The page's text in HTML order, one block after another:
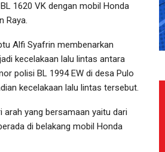
1620 VK dengan mobil Honda
Raya.
Alfi Syafrin membenarkan
kecelakaan lalu lintas antara
polisi BL 1994 EW di desa Pulo
kecelakaan lalu lintas tersebut.
arah yang bersamaan yaitu dari
di belakang mobil Honda